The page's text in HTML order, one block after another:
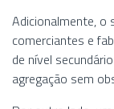
Adicionalmente, o
comerciantes e
de nível
agregação sem